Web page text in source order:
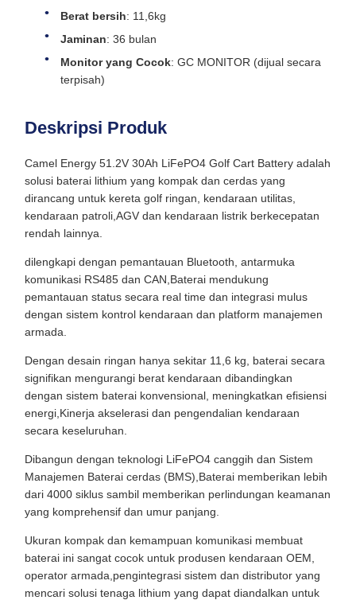
Berat bersih: 11,6kg
Jaminan: 36 bulan
Monitor yang Cocok: GC MONITOR (dijual secara
terpisah)
Deskripsi Produk
Camel Energy 51.2V 30Ah LiFePO4 Golf Cart Battery adalah
solusi baterai lithium yang kompak dan cerdas yang
dirancang untuk kereta golf ringan, kendaraan utilitas,
kendaraan patroli,AGV dan kendaraan listrik berkecepatan
rendah lainnya.
dilengkapi dengan pemantauan Bluetooth, antarmuka
komunikasi RS485 dan CAN,Baterai mendukung
pemantauan status secara real time dan integrasi mulus
dengan sistem kontrol kendaraan dan platform manajemen
armada.
Dengan desain ringan hanya sekitar 11,6 kg, baterai secara
signifikan mengurangi berat kendaraan dibandingkan
dengan sistem baterai konvensional, meningkatkan efisiensi
energi,Kinerja akselerasi dan pengendalian kendaraan
secara keseluruhan.
Dibangun dengan teknologi LiFePO4 canggih dan Sistem
Manajemen Baterai cerdas (BMS),Baterai memberikan lebih
dari 4000 siklus sambil memberikan perlindungan keamanan
yang komprehensif dan umur panjang.
Ukuran kompak dan kemampuan komunikasi membuat
baterai ini sangat cocok untuk produsen kendaraan OEM,
operator armada,pengintegrasi sistem dan distributor yang
mencari solusi tenaga lithium yang dapat diandalkan untuk